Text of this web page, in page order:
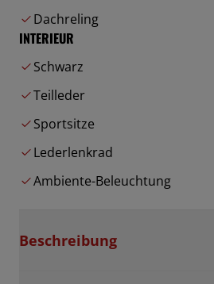
Dachreling
INTERIEUR
Schwarz
Teilleder
Sportsitze
Lederlenkrad
Ambiente-Beleuchtung
Beschreibung